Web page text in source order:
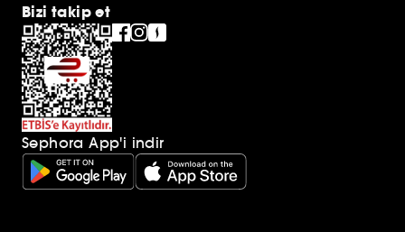
Bizi takip et
Sephora App'i indir